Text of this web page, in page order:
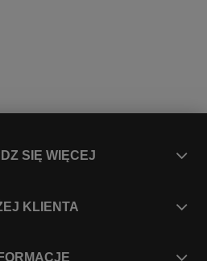
SIĘ WIĘCEJ
KLIENTA